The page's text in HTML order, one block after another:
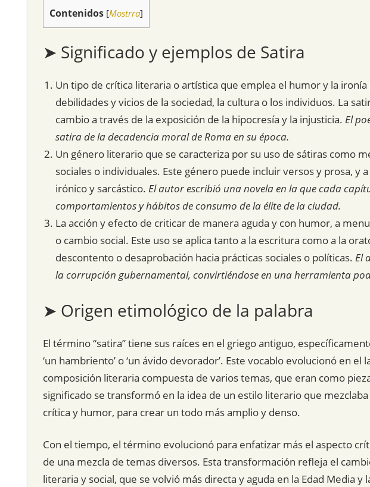
Contenidos [Mostrra]
➤ Significado y ejemplos de Satira
Un tipo de crítica literaria o artística que emplea el humor y la
debilidades y vicios de la sociedad, la cultura o los individuos. La
cambio a través de la exposición de la hipocresía y la injusticia. El
satira de la decadencia moral de Roma en su época.
Un género literario que se caracteriza por su uso de sátiras como
sociales o individuales. Este género puede incluir versos y prosa, y
irónico y sarcástico. El autor escribió una novela en la que cada
comportamientos y hábitos de consumo de la élite de la ciudad.
La acción y efecto de criticar de manera aguda y con humor, a
o cambio social. Este uso se aplica tanto a la escritura como a la
descontento o desaprobación hacia prácticas sociales o políticas. El
la corrupción gubernamental, convirtiéndose en una herramienta
➤ Origen etimológico de la palabra
El término “satira” tiene sus raíces en el griego antiguo,
‘un hambriento’ o ‘un ávido devorador’. Este vocablo evolucionó en el
composición literaria compuesta de varios temas, que eran como
significado se transformó en la idea de un estilo literario que
crítica y humor, para crear un todo más amplio y denso.
Con el tiempo, el término evolucionó para enfatizar más el aspecto
de una mezcla de temas diversos. Esta transformación refleja el
literaria y social, que se volvió más directa y aguda en la Edad Media y